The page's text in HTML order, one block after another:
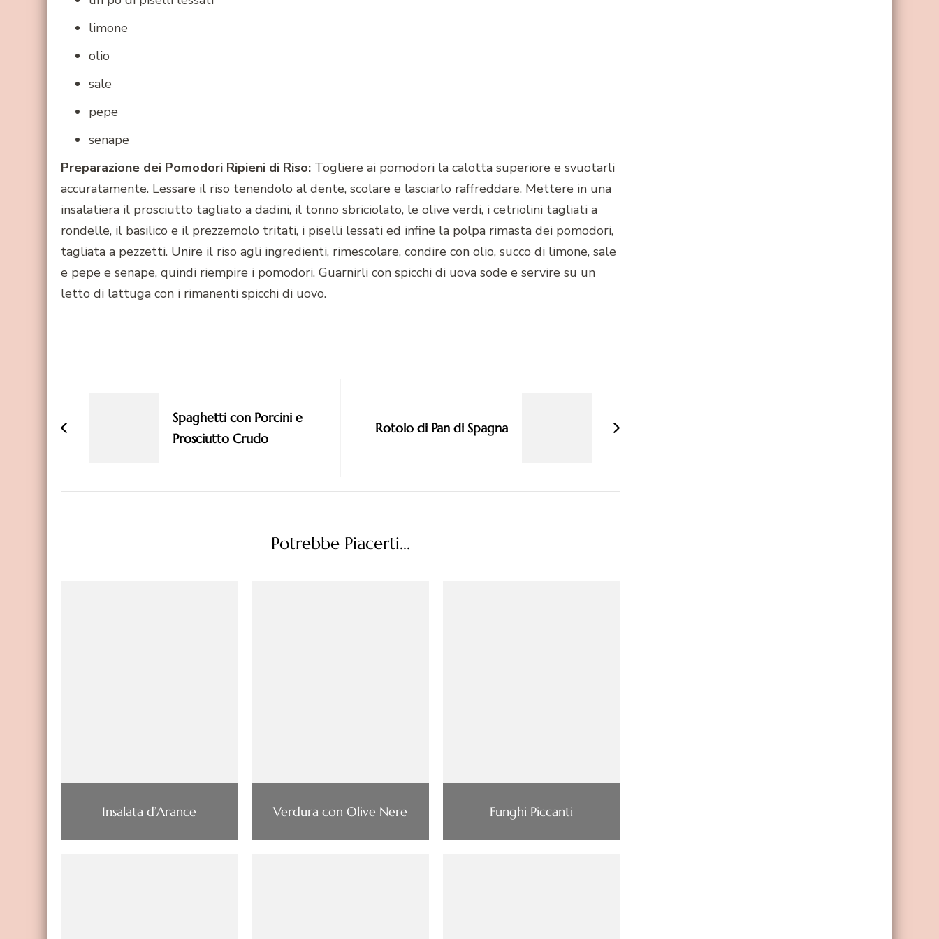
limone
olio
sale
pepe
senape
Preparazione dei Pomodori Ripieni di Riso: Togliere ai pomodori la calotta superiore e svuotarli
accuratamente. Lessare il riso tenendolo al dente, scolare e lasciarlo raffreddare. Mettere in una
insalatiera il prosciutto tagliato a dadini, il tonno sbriciolato, le olive verdi, i cetriolini tagliati a
rondelle, il basilico e il prezzemolo tritati, i piselli lessati ed infine la polpa rimasta dei pomodori,
tagliata a pezzetti. Unire il riso agli ingredienti, rimescolare, condire con olio, succo di limone, sale
e pepe e senape, quindi riempire i pomodori. Guarnirli con spicchi di uova sode e servire su un
letto di lattuga con i rimanenti spicchi di uovo.
Spaghetti con Porcini e
Prosciutto Crudo
Rotolo di Pan di Spagna
Potrebbe Piacerti...
Insalata d’Arance Verdura con Olive Nere Funghi Piccanti